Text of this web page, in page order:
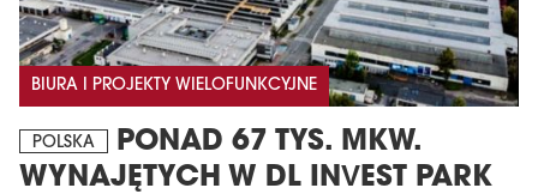
BIURA I PROJEKTY WIELOFUNKCYJNE
POLSKA
PONAD 67 TYS. MKW.
WYNAJĘTYCH W DL INVEST PARK